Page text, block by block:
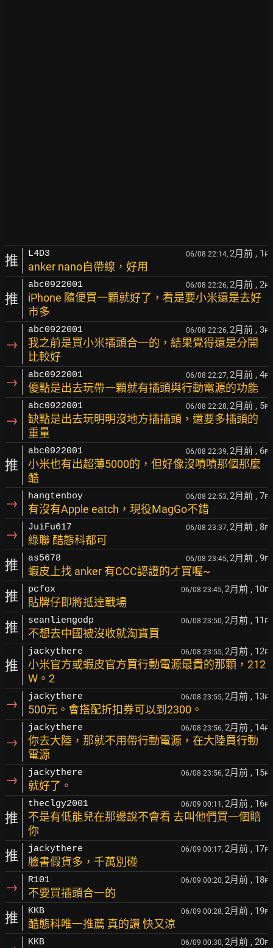
推 L4D3 06/08 22:14, 2月前 , 1 F
anker nano自帶線，好用
推
abc0922001 06/08 22:26, 2月前 , 2F
iPhone 隨便買一顆就好了，看是要小米還是去好
市多
→
abc0922001 06/08 22:26, 2月前 , 3F
我之前是買小米插頭合一的，結果覺得還是分開
比較好
→ abc0922001 06/08 22:27, 2月前 , 4F
優點是出去玩帶一顆就有插頭與行動電源的功能
→
abc0922001 06/08 22:28, 2月前 , 5F
缺點是出去玩明明沒地方插插頭，還要多插頭的
重量
推
abc0922001 06/08 22:39, 2月前 , 6F
小米也有出超薄5000的，但好像沒嘖嘖那個那麼
酷
→ hangtenboy 06/08 22:53, 2月前 , 7F
有沒有Apple eatch，現役MagGo不錯
→ JuiFu617 06/08 23:37, 2月前 , 8F
綠聯 酷態科都可
推 as5678 06/08 23:45, 2月前 , 9F
蝦皮上找 anker 有CCC認證的才買喔~
推 pcfox 06/08 23:45, 2月前 , 10F
貼牌仔即將抵達戰場
推 seanliengodp 06/08 23:50, 2月前 , 11 F
不想去中國被沒收就淘寶買
推
jackythere 06/08 23:55, 2月前 , 12F
小米官方或蝦皮官方買行動電源最貴的那顆，212
W。2
→ jackythere 06/08 23:55, 2月前 , 13F
500元。會搭配折扣券可以到2300。
→
jackythere 06/08 23:56, 2月前 , 14F
你去大陸，那就不用帶行動電源，在大陸買行動
電源
→ jackythere 06/08 23:56, 2月前 , 15F
就好了。
推
theclgy2001 06/09 00:11, 2月前 , 16F
不是有低能兒在那邊說不會看 去叫他們買一個賠
你
推 jackythere 06/09 00:17, 2月前 , 17F
臉書假貨多，千萬別碰
→ R101 06/09 00:20, 2月前 , 18F
不要買插頭合一的
推 KKB 06/09 00:28, 2月前 , 19F
酷態科唯一推薦 真的讚 快又涼
KKB 06/09 00:30, 2月前 , 20F